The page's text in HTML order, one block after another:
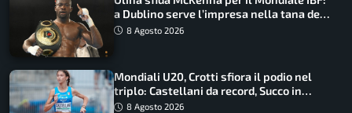
a Dublino serve l’impresa nella tana del
lupo8 Agosto 2026
Mondiali U20, Crotti sfiora il podio nel
triplo: Castellani da record, Succo in
finale
8 Agosto 2026